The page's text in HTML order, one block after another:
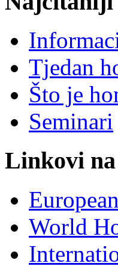
Tjedan
Što je
Seminari
Linkovi na
World